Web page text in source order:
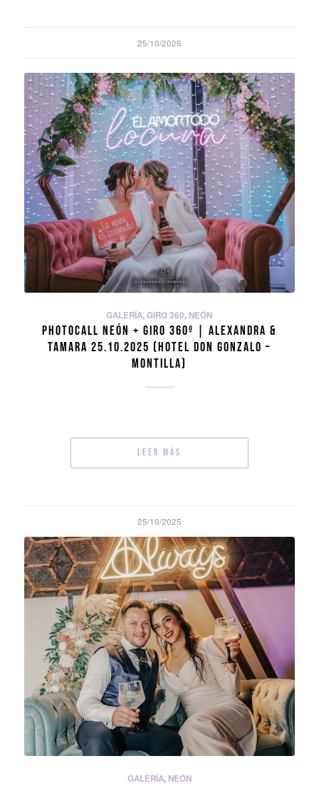
25/10/2025
GALERÍA,GIRO 360, NEÓN
PHOTOCALL NEÓN + GIRO 360º | ALEXANDRA &
TAMARA 25.10.2025 (HOTEL DON GONZALO –
MONTILLA)
Leer más
25/10/2025
GALERÍA, NEÓN